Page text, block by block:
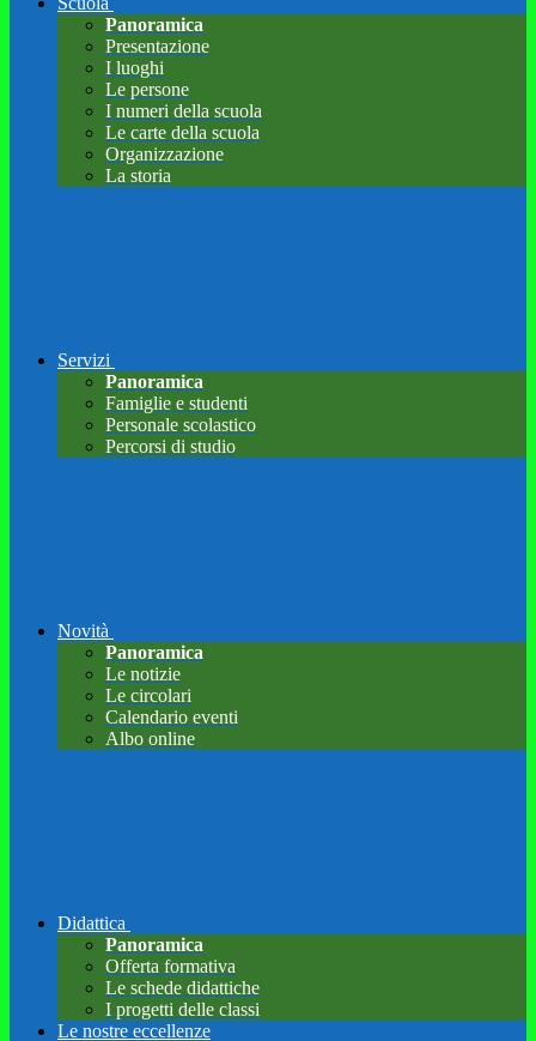
Panoramica
Presentazione
I luoghi
Le persone
I numeri della scuola
Le carte della scuola
Organizzazione
La storia
Servizi
Panoramica
Famiglie e studenti
Personale scolastico
Percorsi di studio
Novità
Panoramica
Le notizie
Le circolari
Calendario eventi
Albo online
Didattica
Panoramica
Offerta formativa
Le schede didattiche
I progetti delle classi
Le nostre eccellenze